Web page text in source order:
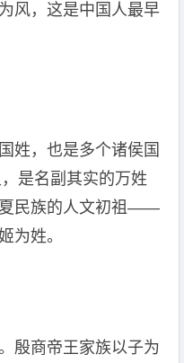
风，这是中国人最早
姓，也是多个诸侯国
是名副其实的万姓
夏民族的人文初祖——
为姓。
殷商帝王家族以子为